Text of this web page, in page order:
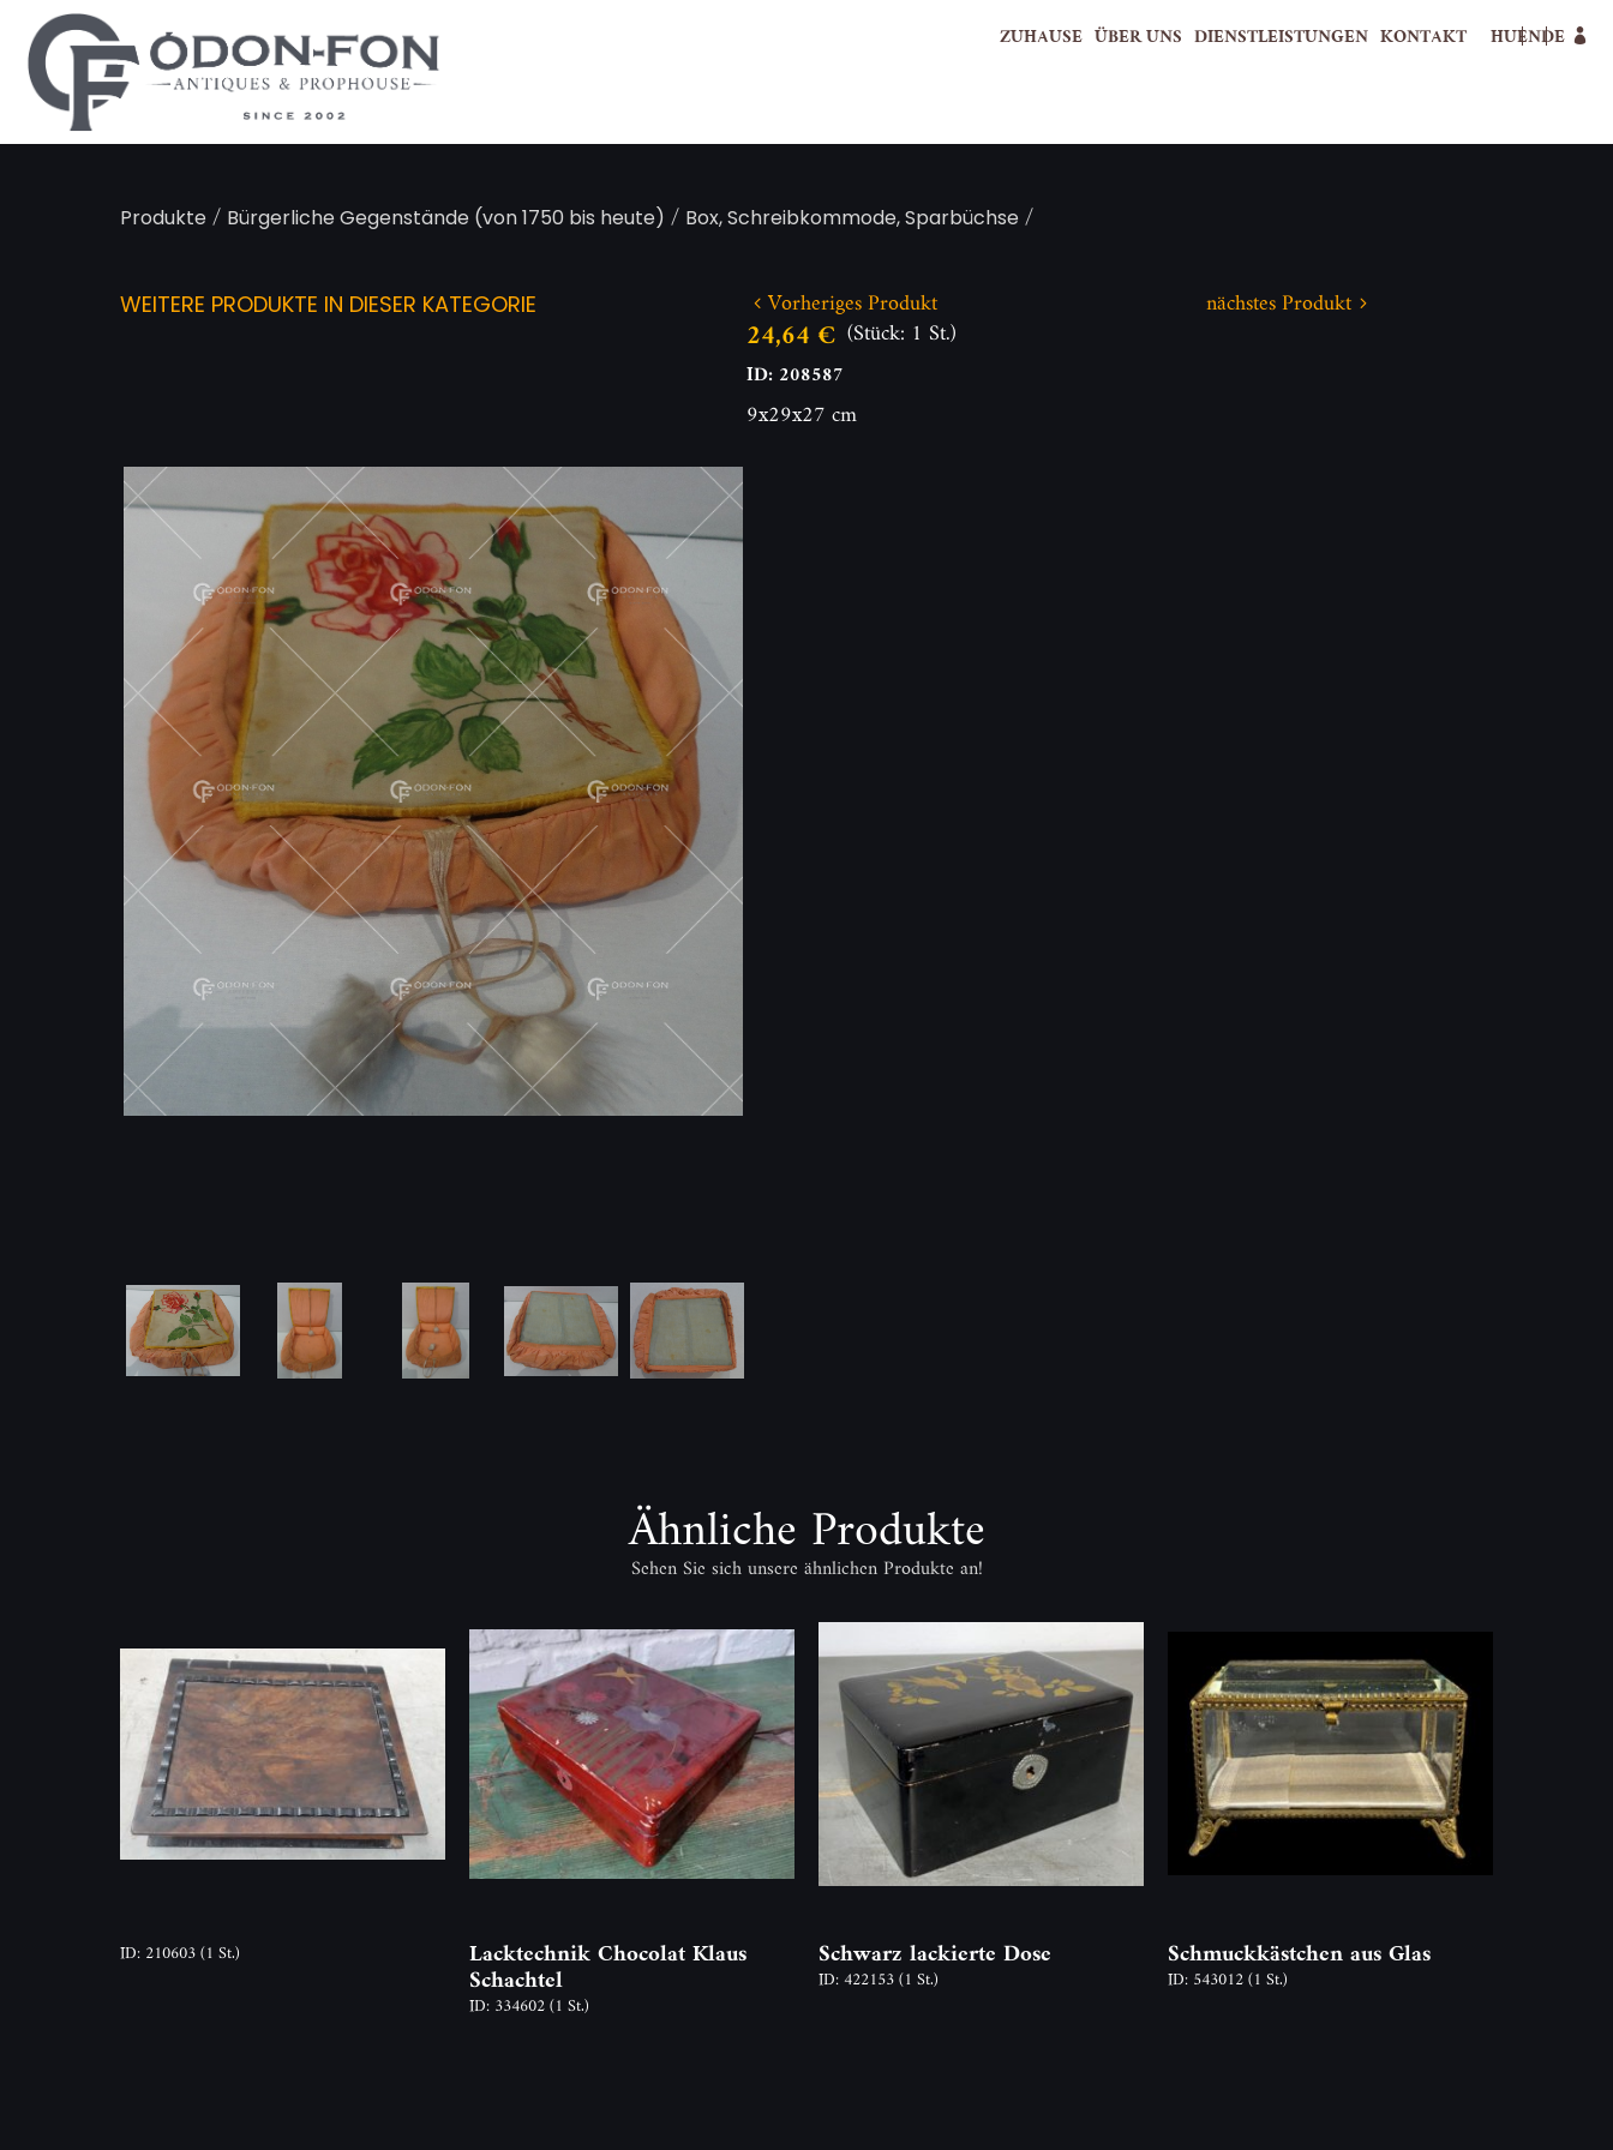
ZUHAUSE ÜBER UNS DIENSTLEISTUNGEN KONTAKT HUENDE
Produkte/ Bürgerliche Gegenstände (von 1750 bis heute) / Box, Schreibkommode, Sparbüchse/
WEITERE PRODUKTE IN DIESER KATEGORIE Vorheriges Produkt nächstes Produkt
24,64 € (Stück: 1 St.)
ID: 208587
9x29x27 cm
Ähnliche Produkte
Sehen Sie sich unsere ähnlichen Produkte an!
ID: 210603(1 St.) Lacktechnik Chocolat Klaus
Schachtel
ID: 334602(1 St.)
Schwarz lackierte Dose
ID: 422153(1 St.)
Schmuckkästchen aus Glas
ID: 543012(1 St.)
Cookie-Einstellungen